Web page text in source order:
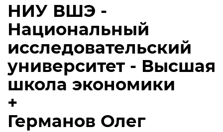
НИУ ВШЭ -
Национальный
исследовательский
университет - Высшая
школа экономики
+
Германов Олег